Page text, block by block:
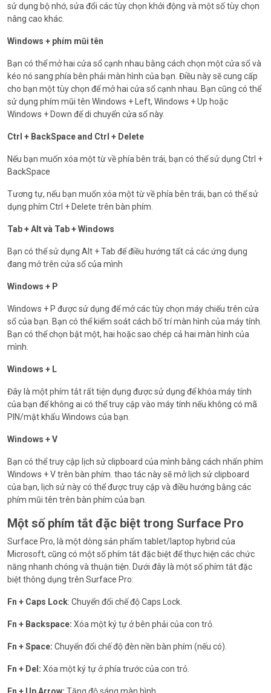
sử dụng bộ nhớ, sửa đổi các tùy chọn khởi động và một số tùy chọn
nâng cao khác.
Windows + phím mũi tên
Bạn có thể mở hai cửa sổ cạnh nhau bằng cách chọn một cửa sổ và
kéo nó sang phía bên phải màn hình của bạn. Điều này sẽ cung cấp
cho bạn một tùy chọn để mở hai cửa sổ cạnh nhau. Bạn cũng có thể
sử dụng phím mũi tên Windows + Left, Windows + Up hoặc
Windows + Down để di chuyển cửa sổ này.
Ctrl + BackSpace and Ctrl + Delete
Nếu bạn muốn xóa một từ về phía bên trái, bạn có thể sử dụng Ctrl +
BackSpace
Tương tự, nếu bạn muốn xóa một từ về phía bên trái, bạn có thể sử
dụng phím Ctrl + Delete trên bàn phím.
Tab + Alt và Tab + Windows
Bạn có thể sử dụng Alt + Tab để điều hướng tất cả các ứng dụng
đang mở trên cửa sổ của mình
Windows + P
Windows + P được sử dụng để mở các tùy chọn máy chiếu trên cửa
sổ của bạn. Bạn có thể kiểm soát cách bố trí màn hình của máy tính.
Bạn có thể chọn bật một, hai hoặc sao chép cả hai màn hình của
mình.
Windows + L
Đây là một phím tắt rất tiện dụng được sử dụng để khóa máy tính
của bạn để không ai có thể truy cập vào máy tính nếu không có mã
PIN/mật khẩu Windows của bạn.
Windows + V
Bạn có thể truy cập lịch sử clipboard của mình bằng cách nhấn phím
Windows + V trên bàn phím. thao tác này sẽ mở lịch sử clipboard
của bạn, lịch sử này có thể được truy cập và điều hướng bằng các
phím mũi tên trên bàn phím của bạn.
Một số phím tắt đặc biệt trong Surface Pro
Surface Pro, là một dòng sản phẩm tablet/laptop hybrid của
Microsoft, cũng có một số phím tắt đặc biệt để thực hiện các chức
năng nhanh chóng và thuận tiện. Dưới đây là một số phím tắt đặc
biệt thông dụng trên Surface Pro:
Fn + Caps Lock: Chuyển đổi chế độ Caps Lock.
Fn + Backspace: Xóa một ký tự ở bên phải của con trỏ.
Fn + Space: Chuyển đổi chế độ đèn nền bàn phím (nếu có).
Fn + Del: Xóa một ký tự ở phía trước của con trỏ.